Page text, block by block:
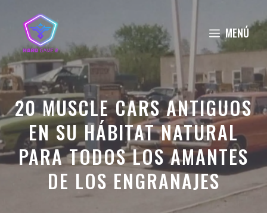
contenido
MENÚ
20 MUSCLE CARS ANTIGUOS
EN SU HÁBITAT NATURAL
PARA TODOS LOS AMANTES
DE LOS ENGRANAJES